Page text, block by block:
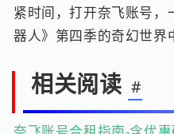
紧时间，打开奈飞账号
器人》第四季的奇幻世界
相关阅读 #